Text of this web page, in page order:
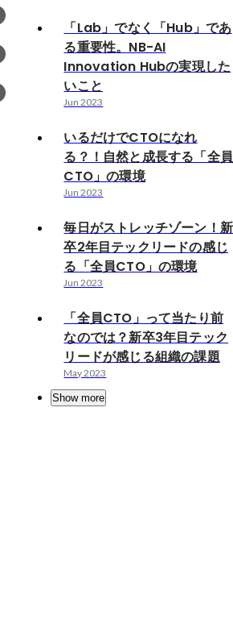
「Lab」でなく「Hub」であ
る重要性。NB-AI
Innovation Hubの実現した
いこと
Jun 2023
いるだけでCTOになれ
る？！自然と成長する「全員
CTO」の環境
Jun 2023
毎日がストレッチゾーン！新
卒2年目テックリードの感じ
る「全員CTO」の環境
Jun 2023
「全員CTO」って当たり前
なのでは？新卒3年目テック
リードが感じる組織の課題
May 2023
Show more